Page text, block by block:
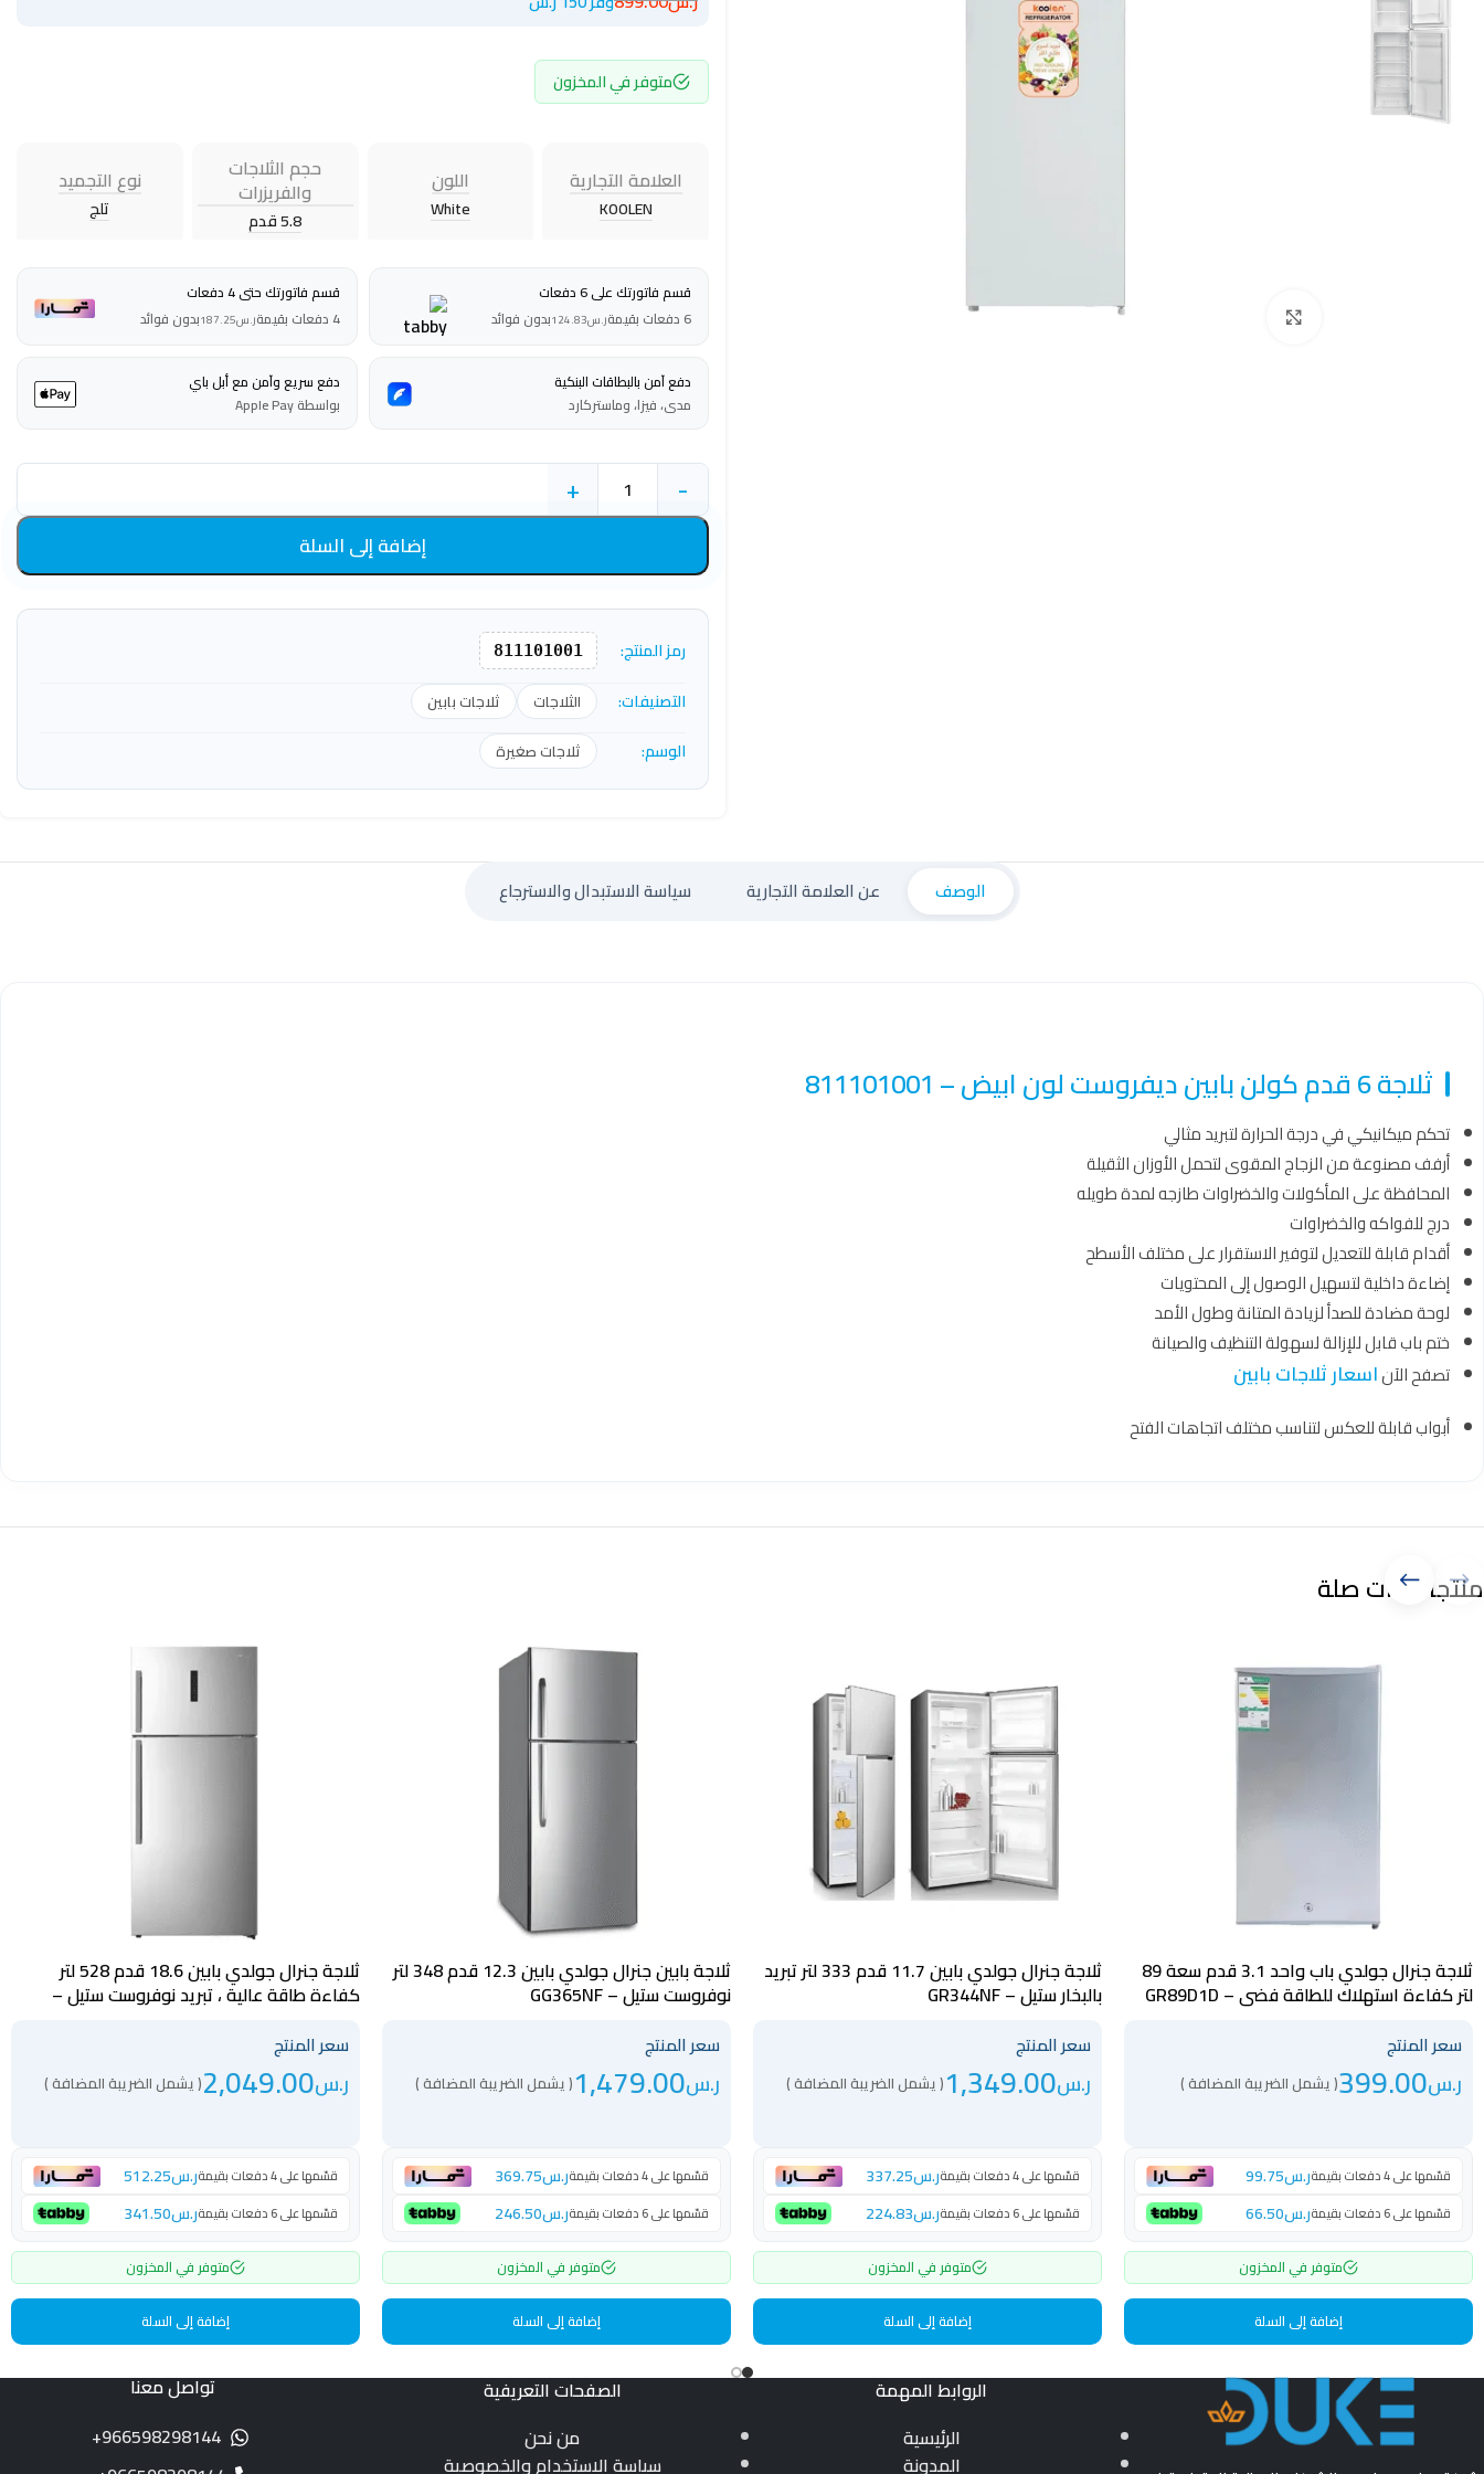
متوفر في المخزون
العلامة التجارية
KOOLEN
اللون
White
حجم الثلاجات
والفريزرات
5.8 قدم
نوع التجميد
تلج
قسم فاتورتك على 6 دفعات
6 دفعات بقيمة
ر.س124.83بدون فوائد
قسم فاتورتك حتى 4 دفعات
4 دفعات بقيمة
ر.س187.25بدون فوائد
دفع آمن بالبطاقات البنكية
مدى، فيزا، وماستركارد
دفع سريع وآمن مع أبل باي
بواسطة Apple Pay
-
+
إضافة إلى السلة
رمز المنتج: 811101001
التصنيفات: الثلاجات ثلاجات بابين
الوسم: ثلاجات صغيرة
الوصف عن العلامة التجارية سياسة الاستبدال والاسترجاع
ثلاجة 6 قدم كولن بابين ديفروست لون ابيض – 811101001
تحكم ميكانيكي في درجة الحرارة لتبريد مثالي
أرفف مصنوعة من الزجاج المقوى لتحمل الأوزان الثقيلة
المحافظة على المأكولات والخضراوات طازجه لمدة طويله
درج للفواكه والخضراوات
أقدام قابلة للتعديل لتوفير الاستقرار على مختلف الأسطح
إضاءة داخلية لتسهيل الوصول إلى المحتويات
لوحة مضادة للصدأ لزيادة المتانة وطول الأمد
ختم باب قابل للإزالة لسهولة التنظيف والصيانة
تصفح الآناسعار ثلاجات بابين
أبواب قابلة للعكس لتناسب مختلف اتجاهات الفتح
منتجات ذات صلة
ثلاجة جنرال جولدي باب واحد 3.1 قدم سعة 89
لتر كفاءة استهلاك للطاقة فضي – GR89D1D
سعر المنتج
ر.س399.00( يشمل الضريبة المضافة )
قسّمها على 4 دفعات بقيمة ر.س99.75
قسّمها على 6 دفعات بقيمة ر.س66.50
متوفر في المخزون
إضافة إلى السلة
ثلاجة جنرال جولدي بابين 11.7 قدم 333 لتر تبريد
بالبخار ستيل – GR344NF
سعر المنتج
ر.س1,349.00( يشمل الضريبة المضافة )
قسّمها على 4 دفعات بقيمة ر.س337.25
قسّمها على 6 دفعات بقيمة ر.س224.83
متوفر في المخزون
إضافة إلى السلة
ثلاجة بابين جنرال جولدي بابين 12.3 قدم 348 لتر
نوفروست ستيل – GG365NF
سعر المنتج
ر.س1,479.00( يشمل الضريبة المضافة )
قسّمها على 4 دفعات بقيمة ر.س369.75
قسّمها على 6 دفعات بقيمة ر.س246.50
متوفر في المخزون
إضافة إلى السلة
ثلاجة جنرال جولدي بابين 18.6 قدم 528 لتر
كفاءة طاقة عالية ، تبريد نوفروست ستيل –
سعر المنتج
ر.س2,049.00( يشمل الضريبة المضافة )
قسّمها على 4 دفعات بقيمة ر.س512.25
قسّمها على 6 دفعات بقيمة ر.س341.50
متوفر في المخزون
إضافة إلى السلة
الروابط المهمة
الرئيسية
المدونة
الصفحات التعريفية
من نحن
سياسة الاستخدام والخصوصية
تواصل معنا
966598298144+